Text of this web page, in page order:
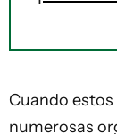
Cuando
numerosas